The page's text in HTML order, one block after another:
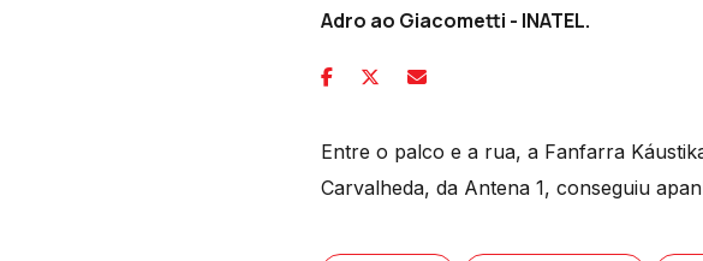
Adro ao Giacometti - INATEL.
Entre o palco e a rua, a Fanfarra
Carvalheda, da Antena 1, conseguiu